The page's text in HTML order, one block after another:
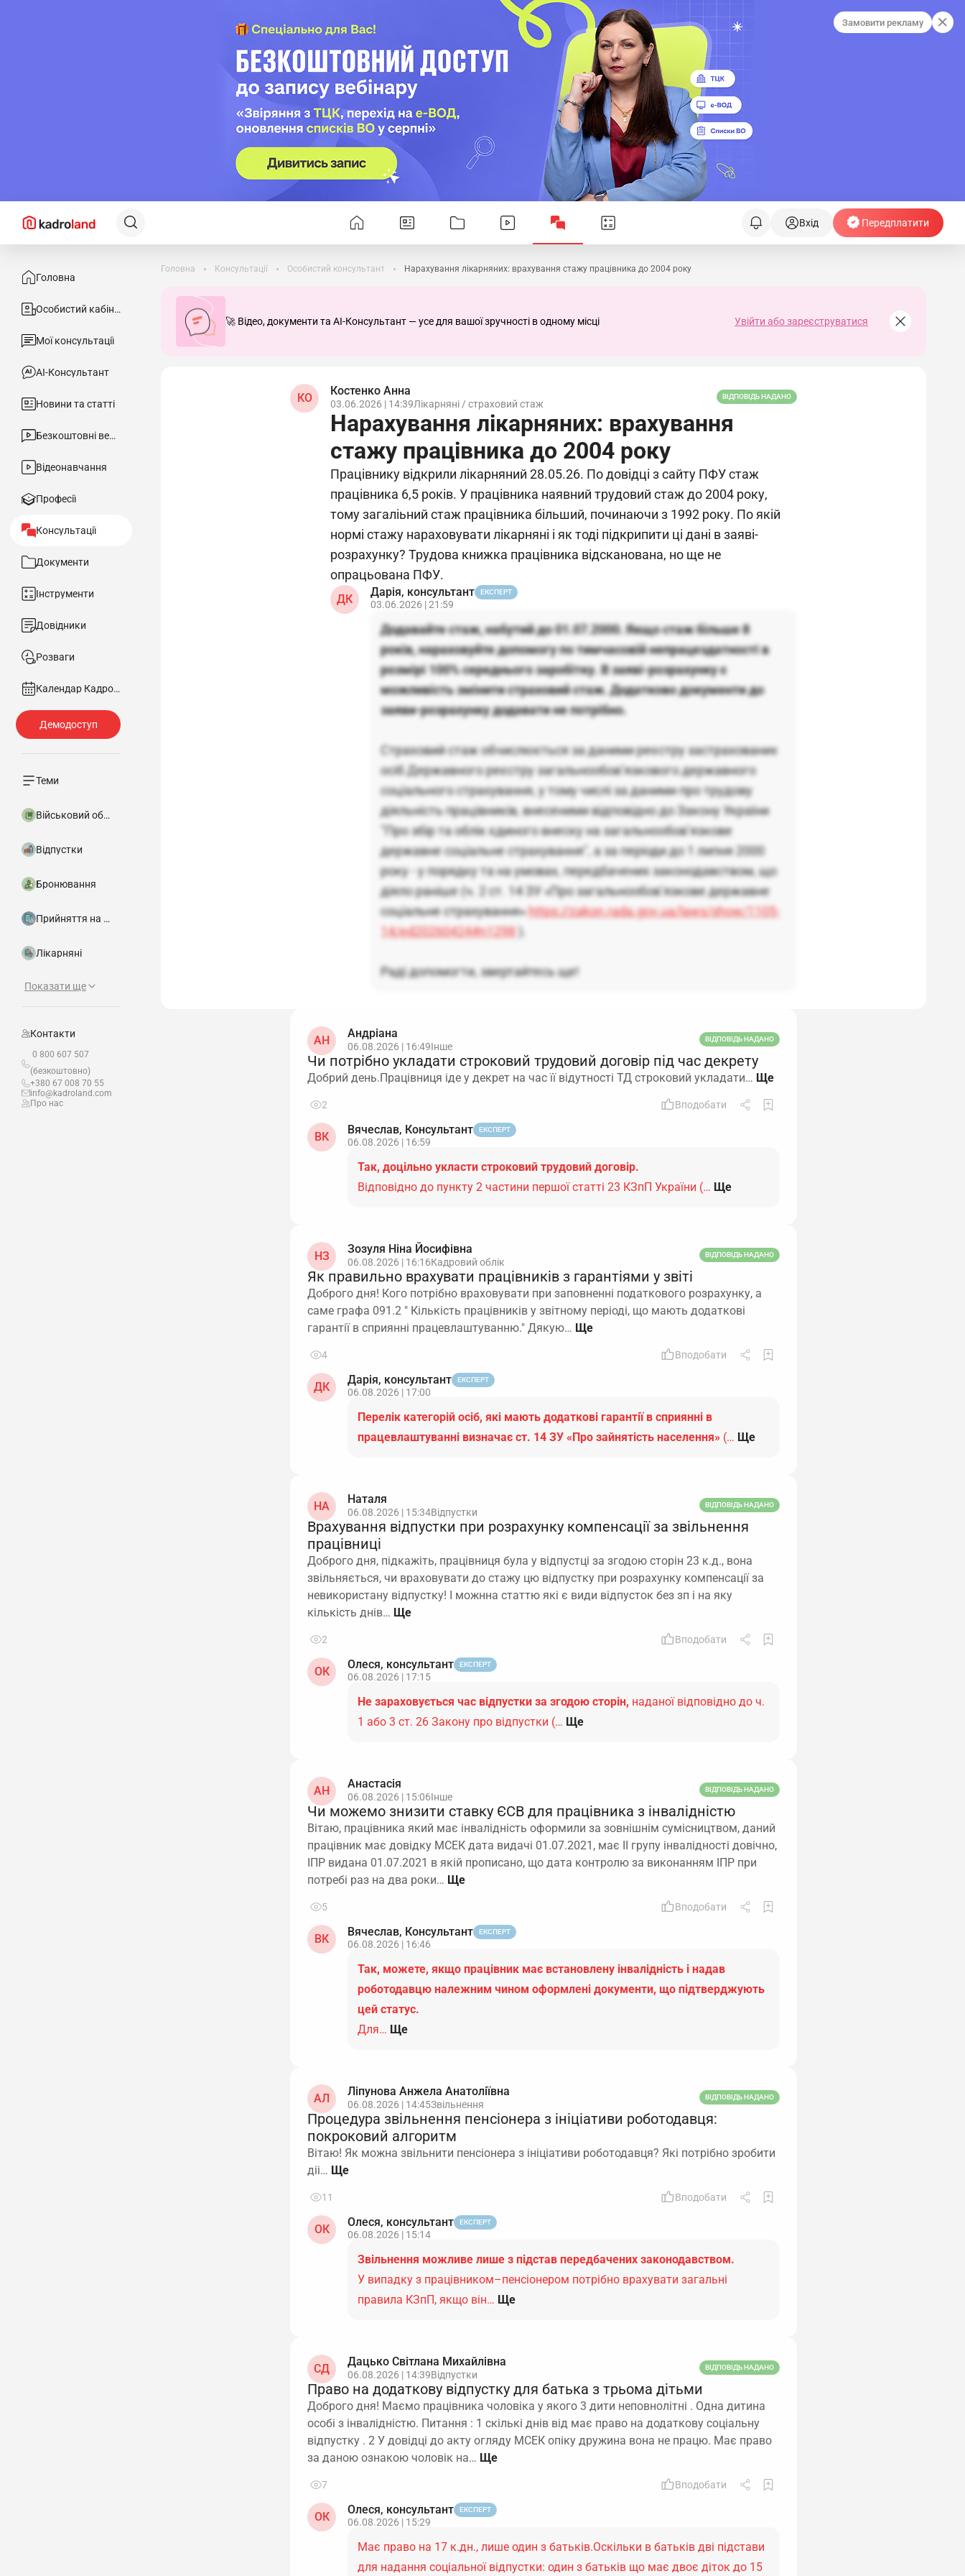
Замовити рекламу
Вхід Передплатити
Головна
Особистий кабінет
Мої консультації
АІ-Консультант
Новини та статті
Безкоштовні вебінари
Відеонавчання
Професії
Консультації
Документи
Інструменти
Довідники
Розваги
Календар Кадровика
Теми
Військовий облік
Відпустки
Бронювання
Прийняття на роботу
Лікарняні
Показати ще
Контакти
0 800 607 507
(безкоштовно)
+380 67 008 70 55
info@kadroland.com
Про нас
Головна Консультації Особистий консультант Нарахування лікарняних: врахування стажу працівника до 2004 року
🚀 Відео, документи та AI-Консультант — усе для вашої зручності в одному місці Увійти або зареєструватися
КО
Костенко Анна
03.06.2026 | 14:39Лікарняні / страховий стаж
ВІДПОВІДЬ НАДАНО
Нарахування лікарняних: врахування
стажу працівника до 2004 року
Працівнику відкрили лікарняний 28.05.26. По довідці з сайту ПФУ стаж
працівника 6,5 років. У працівника наявний трудовий стаж до 2004 року,
тому загаліьний стаж працівника більший, починаючи з 1992 року. По якій
нормі стажу нараховувати лікарняні і як тоді підкрипити ці дані в заяві-
розрахунку? Трудова книжка працівника відсканована, но ще не
опрацьована ПФУ.
ДК
Дарія, консультант ЕКСПЕРТ
03.06.2026 | 21:59
Додавайте стаж, набутий до 01.07.2000. Якщо стаж більше 8
років, нараховуйте допомогу по тимчасовій непрацездатності в
розмірі 100% середнього заробітку. В заяві-розрахунку є
можливість змінити страховий стаж. Додатково документи до
заяви-розрахунку додавати не потрібно.
Страховий стаж обчислюється за даними реєстру застрахованих
осіб Державного реєстру загальнообов’язкового державного
соціального страхування, у тому числі за даними про трудову
діяльність працівників, внесеними відповідно до Закону України
"Про збір та облік єдиного внеску на загальнообов’язкове
державне соціальне страхування", а за періоди до 1 липня 2000
року - у порядку та на умовах, передбачених законодавством, що
діяло раніше (ч. 2 ст. 14 ЗУ «Про загальнообов’язкове державне
соціальне страхування»https://zakon.rada.gov.ua/laws/show/1105-
14/ed20260424#n1298 ).
Раді допомогти, звертайтесь ще!
АН
Андріана
06.08.2026 | 16:49Інше
ВІДПОВІДЬ НАДАНО
Чи потрібно укладати строковий трудовий договір під час декрету
Добрий день.Працівниця іде у декрет на час її відутності ТД строковий укладати…
2 Вподобати
ВК
Вячеслав, Консультант ЕКСПЕРТ
06.08.2026 | 16:59
Так, доцільно укласти строковий трудовий договір.
Відповідно до пункту 2 частини першої статті 23 КЗпП України (… Ще
НЗ
Зозуля Ніна Йосифівна
06.08.2026 | 16:16Кадровий облік
ВІДПОВІДЬ НАДАНО
Як правильно врахувати працівників з гарантіями у звіті
Доброго дня! Кого потрібно враховувати при заповненні податкового розрахунку, а
саме графа 091.2 " Кількість працівників у звітному періоді, що мають додаткові
гарантії в сприянні працевлаштуванню." Дякую…
4 Вподобати
ДК
Дарія, консультант ЕКСПЕРТ
06.08.2026 | 17:00
Перелік категорій осіб, які мають додаткові гарантії в сприянні в
працевлаштуванні визначає ст. 14 ЗУ «Про зайнятість населення» (… Ще
НА
Наталя
06.08.2026 | 15:34Відпустки
ВІДПОВІДЬ НАДАНО
Врахування відпустки при розрахунку компенсації за звільнення
працівниці
Доброго дня, підкажіть, працівниця була у відпустці за згодою сторін 23 к.д., вона
звільняється, чи враховувати до стажу цю відпустку при розрахунку компенсації за
невикористану відпустку! І можнна статтю які є види відпусток без зп і на яку
кількість днів…
2 Вподобати
ОК
Олеся, консультант ЕКСПЕРТ
06.08.2026 | 17:15
Не зараховується час відпустки за згодою сторін, наданої відповідно до ч.
1 або 3 ст. 26 Закону про відпустки (… Ще
АН
Анастасія
06.08.2026 | 15:06Інше
ВІДПОВІДЬ НАДАНО
Чи можемо знизити ставку ЄСВ для працівника з інвалідністю
Вітаю, працівника який має інвалідність оформили за зовнішнім сумісництвом, даний
працівник має довідку МСЕК дата видачі 01.07.2021, має ІІ групу інвалідності довічно,
ІПР видана 01.07.2021 в якій прописано, що дата контролю за виконанням ІПР при
потребі раз на два роки…
5 Вподобати
ВК
Вячеслав, Консультант ЕКСПЕРТ
06.08.2026 | 16:46
Так, можете, якщо працівник має встановлену інвалідність і надав
роботодавцю належним чином оформлені документи, що підтверджують
цей статус.
Для… Ще
АЛ
Ліпунова Анжела Анатоліївна
06.08.2026 | 14:45Звільнення
ВІДПОВІДЬ НАДАНО
Процедура звільнення пенсіонера з ініціативи роботодавця:
покроковий алгоритм
Вітаю! Як можна звільнити пенсіонера з ініціативи роботодавця? Які потрібно зробити
діі…
11 Вподобати
ОК
Олеся, консультант ЕКСПЕРТ
06.08.2026 | 15:14
Звільнення можливе лише з підстав передбачених законодавством.
У випадку з працівником–пенсіонером потрібно врахувати загальні
правила КЗпП, якщо він… Ще
СД
Дацько Світлана Михайлівна
06.08.2026 | 14:39Відпустки
ВІДПОВІДЬ НАДАНО
Право на додаткову відпустку для батька з трьома дітьми
Доброго дня! Маємо працівника чоловіка у якого 3 дити неповнолітні . Одна дитина
особі з інвалідністю. Питання : 1 скількі днів від має право на додаткову соціальну
відпустку . 2 У довідці до акту огляду МСЕК опіку дружина вона не працю. Має право
за даною ознакою чоловік на…
7 Вподобати
ОК
Олеся, консультант ЕКСПЕРТ
06.08.2026 | 15:29
Має право на 17 к.дн., лише один з батьків.Оскільки в батьків дві підстави
для надання соціальної відпустки: один з батьків що має двоє діток до 15